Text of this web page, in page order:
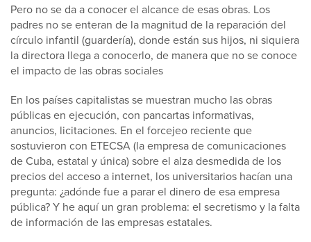
Pero no se da a conocer el alcance de esas obras. Los
padres no se enteran de la magnitud de la reparación del
círculo infantil (guardería), donde están sus hijos, ni siquiera
la directora llega a conocerlo, de manera que no se conoce
el impacto de las obras sociales
En los países capitalistas se muestran mucho las obras
públicas en ejecución, con pancartas informativas,
anuncios, licitaciones. En el forcejeo reciente que
sostuvieron con ETECSA (la empresa de comunicaciones
de Cuba, estatal y única) sobre el alza desmedida de los
precios del acceso a internet, los universitarios hacían una
pregunta: ¿adónde fue a parar el dinero de esa empresa
pública? Y he aquí un gran problema: el secretismo y la falta
de información de las empresas estatales.